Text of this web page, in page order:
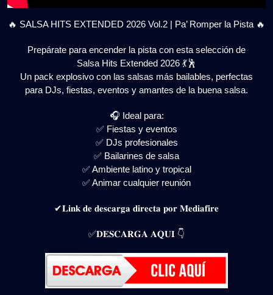
🔥 SALSA HITS EXTENDED 2026 Vol.2 | Pa’ Romper la Pista 🔥
Prepárate para encender la pista con esta selección de
Salsa Hits Extended 2026 💃🕺
Un pack explosivo con las salsas más bailables, perfectas
para DJs, fiestas, eventos y amantes de la buena salsa.
🎧 Ideal para:
✅ Fiestas y eventos
✅ DJs profesionales
✅ Bailarines de salsa
✅ Ambiente latino y tropical
✅ Animar cualquier reunión
✔𝐋𝐢𝐧𝐤 𝐝𝐞 𝐝𝐞𝐬𝐜𝐚𝐫𝐠𝐚 𝐝𝐢𝐫𝐞𝐜𝐭𝐚 𝐩𝐨𝐫 𝐌𝐞𝐝𝐢𝐚𝐟𝐢𝐫𝐞
✅𝐃𝐄𝐒𝐂𝐀𝐑𝐆𝐀 𝐀𝐐𝐔𝐈 👇